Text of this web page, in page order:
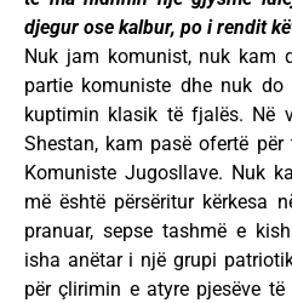
djegur ose kalbur, po i rendit
Nuk jam komunist, nuk kam
partie komuniste dhe nuk
kuptimin klasik të fjalës. Në
Shestan, kam pasë ofertë për
Komuniste Jugosllave. Nuk
më është përsëritur kërkesa
pranuar, sepse tashmë e
isha anëtar i një grupi
për çlirimin e atyre pjesëve